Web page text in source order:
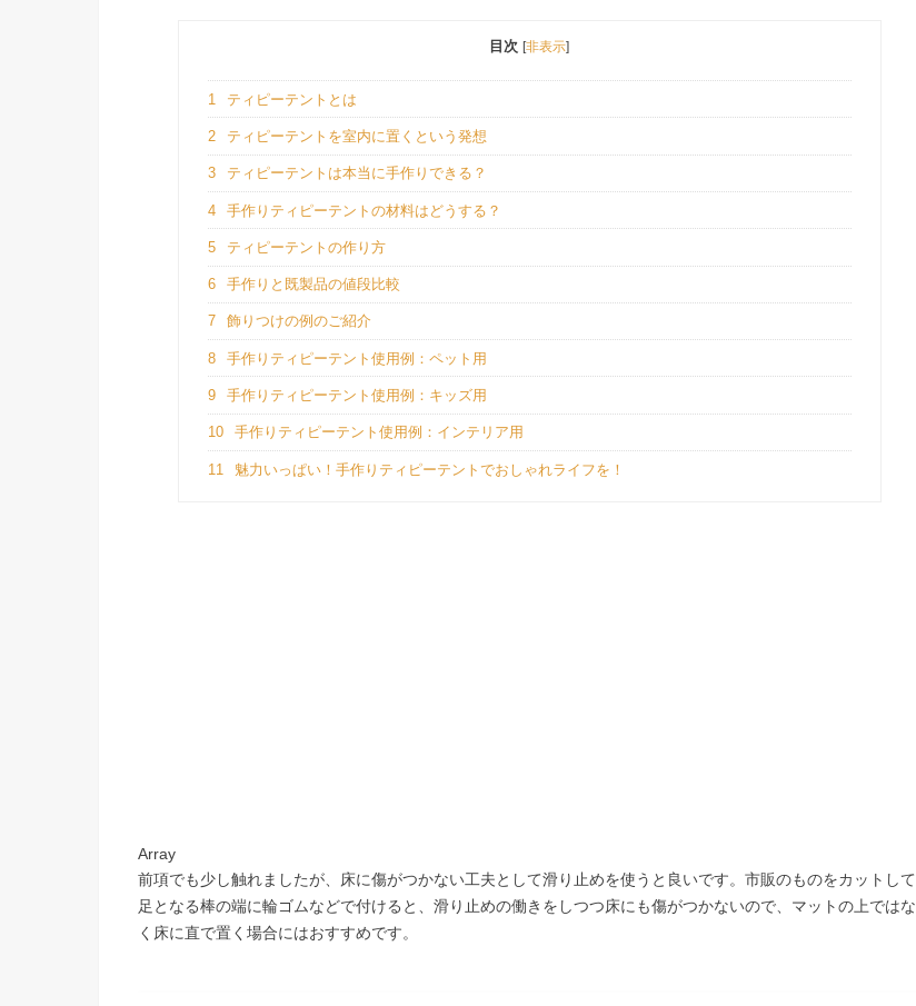
目次 [非表示]
1 ティピーテントとは
2 ティピーテントを室内に置くという発想
3 ティピーテントは本当に手作りできる？
4 手作りティピーテントの材料はどうする？
5 ティピーテントの作り方
6 手作りと既製品の値段比較
7 飾りつけの例のご紹介
8 手作りティピーテント使用例：ペット用
9 手作りティピーテント使用例：キッズ用
10 手作りティピーテント使用例：インテリア用
11 魅力いっぱい！手作りティピーテントでおしゃれライフを！
Array
前項でも少し触れましたが、床に傷がつかない工夫として滑り止めを使うと良いです。市販のものをカットして
足となる棒の端に輪ゴムなどで付けると、滑り止めの働きをしつつ床にも傷がつかないので、マットの上ではな
く床に直で置く場合にはおすすめです。